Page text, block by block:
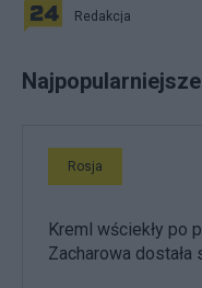
Redakcja
Najpopularniejsze
Rosja
Kreml wściekły po
Zacharowa dostała